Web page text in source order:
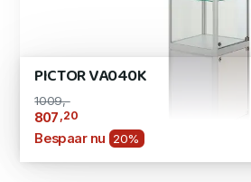
PICTOR VA040K
1009,-
807 ,20
Bespaar nu 20%